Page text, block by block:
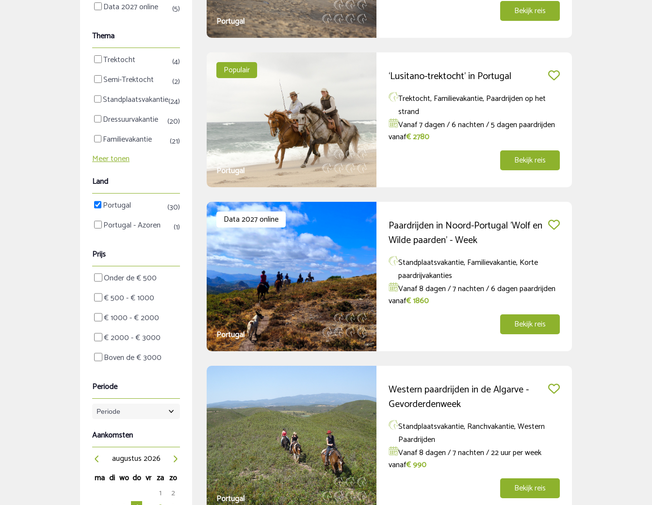
Aankomsten
augustus2026
ma di wo do vr za zo
1
2
Periode
Prijs
Onder de € 500
€ 500 - € 1000
€ 1000 - € 2000
€ 2000 - € 3000
Boven de € 3000
Thema
Trektocht
(4)
Semi-Trektocht
(2)
Standplaatsvakantie(24)
Dressuurvakantie
(20)
Familievakantie
(21)
Meer tonen
Data 2027 online
(5)
Land
Portugal
(30)
Portugal - Azoren
(1)
Portugal
Bekijk reis
Populair
Portugal
‘Lusitano-trektocht’ in Portugal
Trektocht, Familievakantie, Paardrijden op het
strand
Vanaf 7 dagen / 6 nachten / 5 dagen paardrijden
vanaf€ 2780
Bekijk reis
Data 2027 online
Portugal
Paardrijden in Noord-Portugal 'Wolf en
Wilde paarden' - Week
Standplaatsvakantie, Familievakantie, Korte
paardrijvakanties
Vanaf 8 dagen / 7 nachten / 6 dagen paardrijden
vanaf€ 1860
Bekijk reis
Portugal
Western paardrijden in de Algarve -
Gevorderdenweek
Standplaatsvakantie, Ranchvakantie, Western
Paardrijden
Vanaf 8 dagen / 7 nachten / 22 uur per week
vanaf€ 990
Bekijk reis